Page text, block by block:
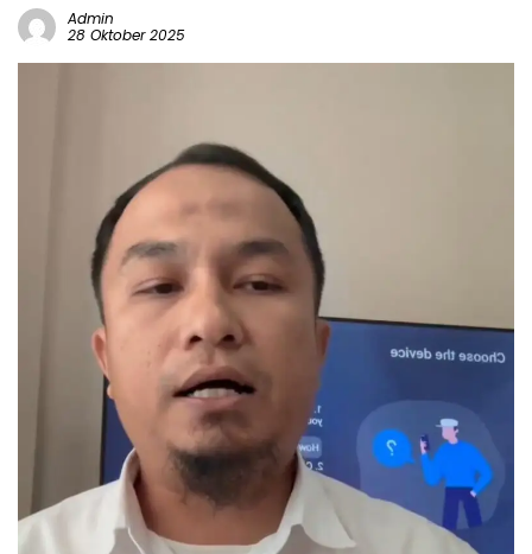
Admin
28 Oktober 2025